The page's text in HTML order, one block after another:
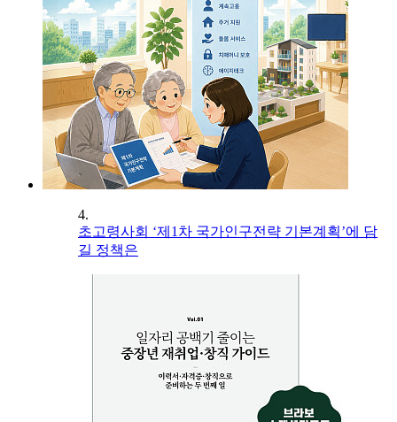
4.
초고령사회 ‘제1차 국가인구전략 기본계획’에 담
길 정책은